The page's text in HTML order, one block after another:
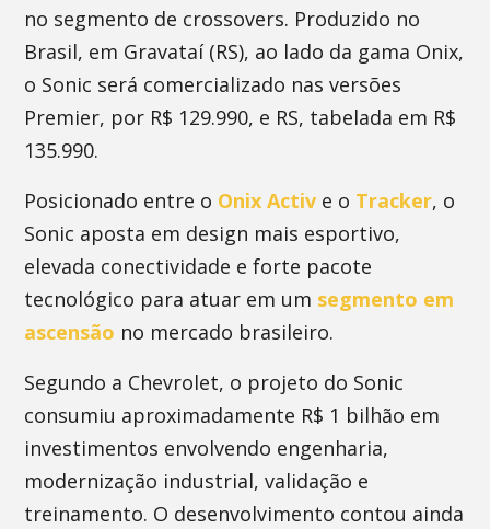
no segmento de crossovers. Produzido no
Brasil, em Gravataí (RS), ao lado da gama Onix,
o Sonic será comercializado nas versões
Premier, por R$ 129.990, e RS, tabelada em R$
135.990.
Posicionado entre o Onix Activ e o Tracker, o
Sonic aposta em design mais esportivo,
elevada conectividade e forte pacote
tecnológico para atuar em um segmento em
ascensão no mercado brasileiro.
Segundo a Chevrolet, o projeto do Sonic
consumiu aproximadamente R$ 1 bilhão em
investimentos envolvendo engenharia,
modernização industrial, validação e
treinamento. O desenvolvimento contou ainda